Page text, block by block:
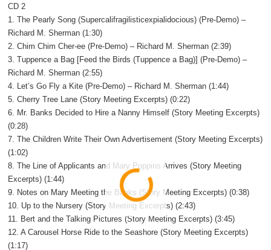
CD 2
1. The Pearly Song (Supercalifragilisticexpialidocious) (Pre-Demo) –
Richard M. Sherman (1:30)
2. Chim Chim Cher-ee (Pre-Demo) – Richard M. Sherman (2:39)
3. Tuppence a Bag [Feed the Birds (Tuppence a Bag)] (Pre-Demo) –
Richard M. Sherman (2:55)
4. Let’s Go Fly a Kite (Pre-Demo) – Richard M. Sherman (1:44)
5. Cherry Tree Lane (Story Meeting Excerpts) (0:22)
6. Mr. Banks Decided to Hire a Nanny Himself (Story Meeting Excerpts)
(0:28)
7. The Children Write Their Own Advertisement (Story Meeting Excerpts)
(1:02)
8. The Line of Applicants and Mary Poppins Arrives (Story Meeting
Excerpts) (1:44)
9. Notes on Mary Meeting the Banks (Story Meeting Excerpts) (0:38)
10. Up to the Nursery (Story Meeting Excerpts) (2:43)
11. Bert and the Talking Pictures (Story Meeting Excerpts) (3:45)
12. A Carousel Horse Ride to the Seashore (Story Meeting Excerpts)
(1:17)